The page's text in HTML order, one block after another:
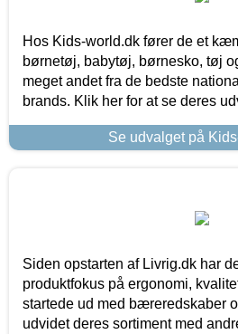
Hos Kids-world.dk fører de et
børnetøj, babytøj, børnesko, tøj
meget andet fra de bedste
brands. Klik her for at se deres
Se udvalget på
Siden opstarten af Livrig.dk har
produktfokus på ergonomi,
startede ud med bæreredskaber
udvidet deres sortiment med